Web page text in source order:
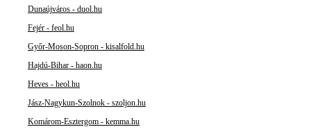
Dunaújváros - duol.hu
Fejér - feol.hu
Győr-Moson-Sopron - kisalfold.hu
Hajdú-Bihar - haon.hu
Heves - heol.hu
Jász-Nagykun-Szolnok - szoljon.hu
Komárom-Esztergom - kemma.hu